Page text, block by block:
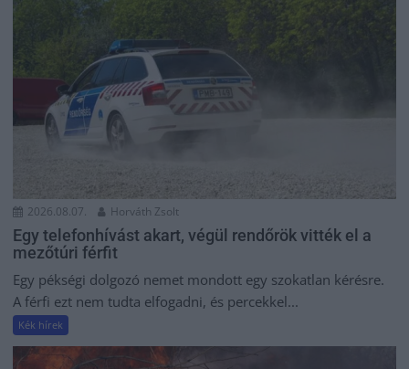
2026.08.07. Horváth Zsolt
Egy telefonhívást akart, végül rendőrök vitték el a
mezőtúri férfit
Egy pékségi dolgozó nemet mondott egy szokatlan kérésre.
A férfi ezt nem tudta elfogadni, és percekkel...
Kék hírek